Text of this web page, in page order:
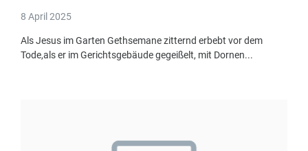
8 April 2025
Als Jesus im Garten Gethsemane zitternd erbebt vor dem
Tode,als er im Gerichtsgebäude gegeißelt, mit Dornen...